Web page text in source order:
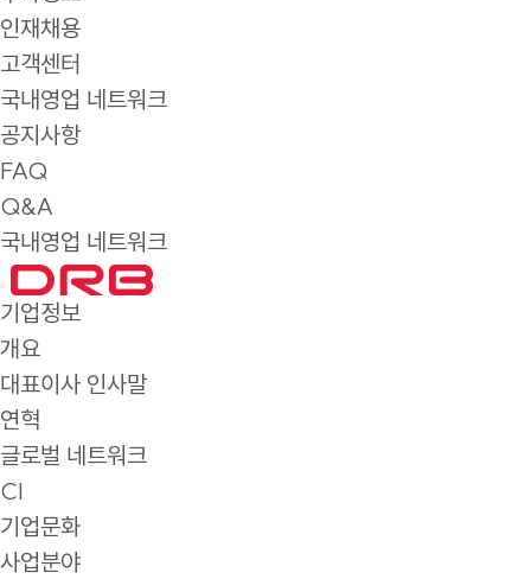
인재채용
고객센터
국내영업 네트워크
공지사항
FAQ
Q&A
국내영업 네트워크
기업정보
개요
대표이사 인사말
연혁
글로벌 네트워크
CI
기업문화
사업분야